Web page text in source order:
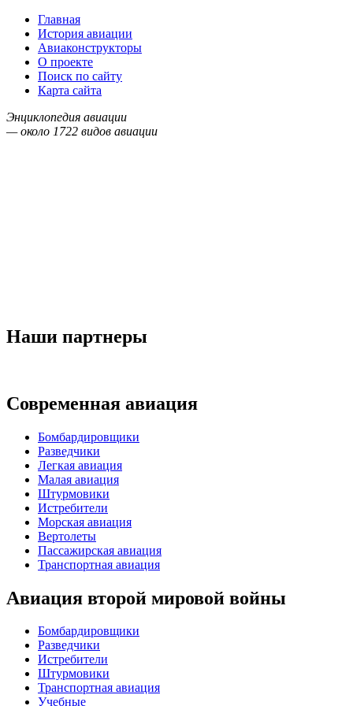
Главная
История авиации
Авиаконструкторы
О проекте
Поиск по сайту
Карта сайта
Энциклопедия авиации
— около 1722 видов авиации
Наши партнеры
Современная авиация
Бомбардировщики
Разведчики
Легкая авиация
Малая авиация
Штурмовики
Истребители
Морская авиация
Вертолеты
Пассажирская авиация
Транспортная авиация
Авиация второй мировой войны
Бомбардировщики
Разведчики
Истребители
Штурмовики
Транспортная авиация
Учебные